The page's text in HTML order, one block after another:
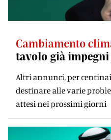
Cambiamento
tavolo già
Altri annunci, per
destinare alle varie
attesi nei prossimi giorni